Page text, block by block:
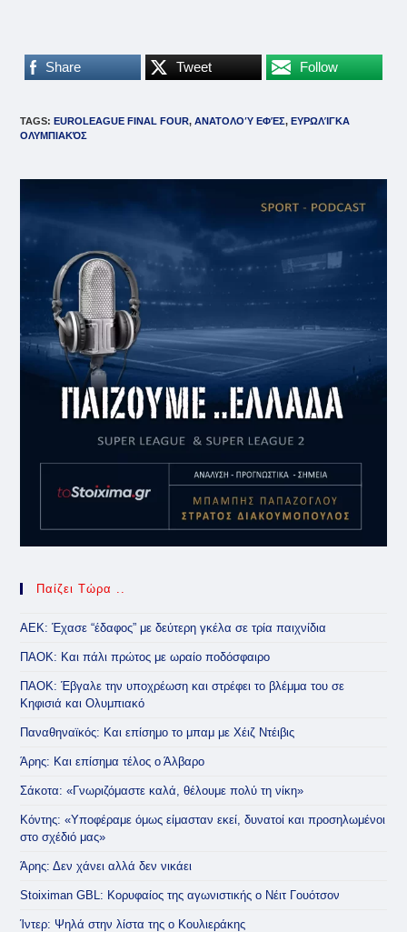
Share Tweet Follow
TAGS: EUROLEAGUE FINAL FOUR, ΑΝΑΤΟΛΟΎ ΕΦΈΣ, ΕΥΡΩΛΊΓΚΑ
ΟΛΥΜΠΙΑΚΌΣ
Παίζει Τώρα ..
ΑΕΚ: Έχασε “έδαφος” με δεύτερη γκέλα σε τρία παιχνίδια
ΠΑΟΚ: Και πάλι πρώτος με ωραίο ποδόσφαιρο
ΠΑΟΚ: Έβγαλε την υποχρέωση και στρέφει το βλέμμα του σε
Κηφισιά και Ολυμπιακό
Παναθηναϊκός: Και επίσημο το μπαμ με Χέιζ Ντέιβις
Άρης: Και επίσημα τέλος ο Άλβαρο
Σάκοτα: «Γνωριζόμαστε καλά, θέλουμε πολύ τη νίκη»
Κόντης: «Υποφέραμε όμως είμασταν εκεί, δυνατοί και προσηλωμένοι
στο σχέδιό μας»
Άρης: Δεν χάνει αλλά δεν νικάει
Stoiximan GBL: Κορυφαίος της αγωνιστικής ο Νέιτ Γουότσον
Ίντερ: Ψηλά στην λίστα της ο Κουλιεράκης